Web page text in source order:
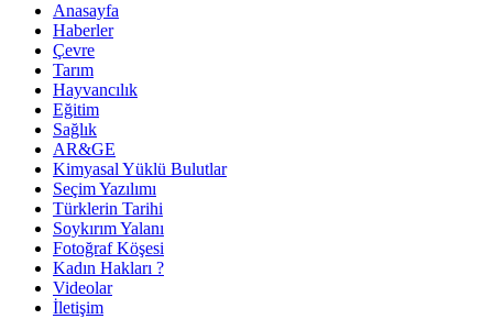
Anasayfa
Haberler
Çevre
Tarım
Hayvancılık
Eğitim
Sağlık
AR&GE
Kimyasal Yüklü Bulutlar
Seçim Yazılımı
Türklerin Tarihi
Soykırım Yalanı
Fotoğraf Köşesi
Kadın Hakları ?
Videolar
İletişim